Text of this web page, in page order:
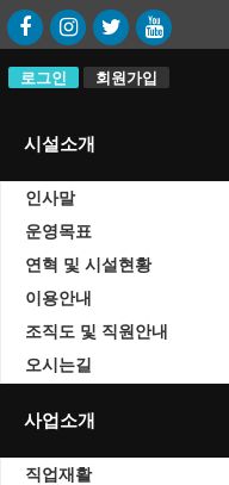
로그인
로그인 회원가입
시설소개
인사말
운영목표
연혁 및 시설현황
이용안내
조직도 및 직원안내
오시는길
사업소개
직업재활
자유게시판
Home